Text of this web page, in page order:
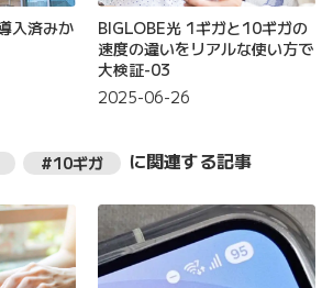
入済みか
BIGLOBE光 1ギガと10ギガの
速度の違いをリアルな使い方で
大検証-03
2025-06-26
#10ギガ に関連する記事